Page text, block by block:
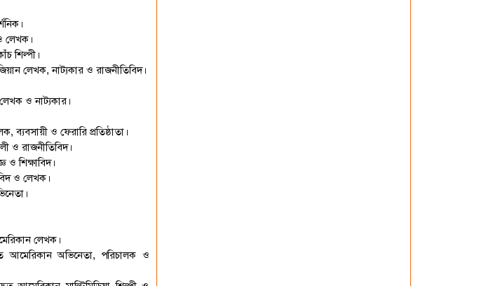
লেখক।
শিল্পী।
লেখক, নাট্যকার ও রাজনীতিবিদ।
ও নাট্যকার।
ও ফেরারি প্রতিষ্ঠাতা।
ও রাজনীতিবিদ।
ও শিক্ষাবিদ।
ও লেখক।
লেখক।
আমেরিকান অভিনেতা, পরিচালক ও